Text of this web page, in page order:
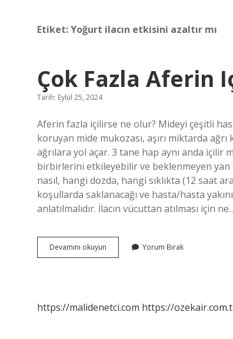
Etiket:Yoğurt ilacın etkisini azaltır mı
Çok Fazla Aferin
Tarih: Eylül 25, 2024
Aferin fazla içilirse ne olur? Mideyi çeşitli
koruyan mide mukozası, aşırı miktarda
ağrılara yol açar. 3 tane hap aynı anda içilir
birbirlerini etkileyebilir ve beklenmeyen yan
nasıl, hangi dozda, hangi sıklıkta (12 saat
koşullarda saklanacağı ve hasta/hasta
anlatılmalıdır. İlacın vücuttan atılması için
Devamını okuyun
Fazla
Yorum Bırak
https://malidenetci.com https://